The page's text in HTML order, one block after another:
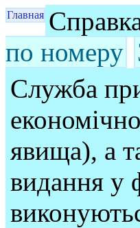
Главная
по номеру
Служба
явища), а
видання у